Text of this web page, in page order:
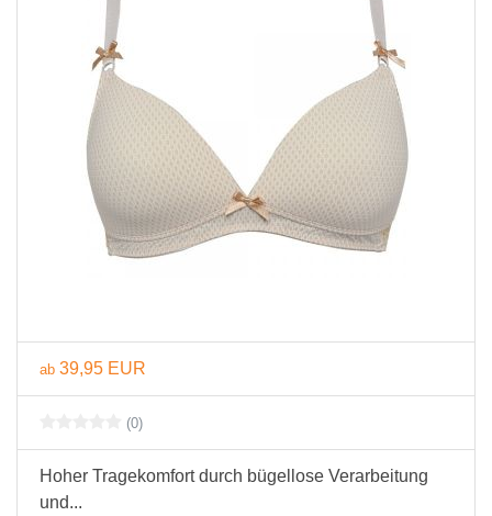
ab 39,95 EUR
(0)
Hoher Tragekomfort durch bügellose Verarbeitung
und...